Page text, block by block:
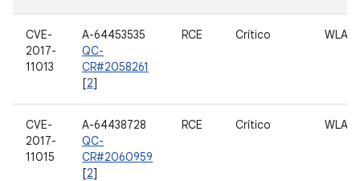
CVE-
2017-
11013
A-64453535
QC-
CR#2058261
[2]
RCE Crítico WLAN
CVE-
2017-
11015
A-64438728
QC-
CR#2060959
[2]
RCE Crítico WLAN